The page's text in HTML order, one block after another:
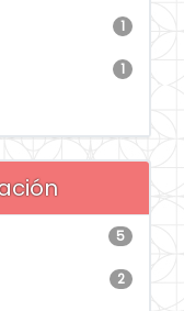
1
1
5
2